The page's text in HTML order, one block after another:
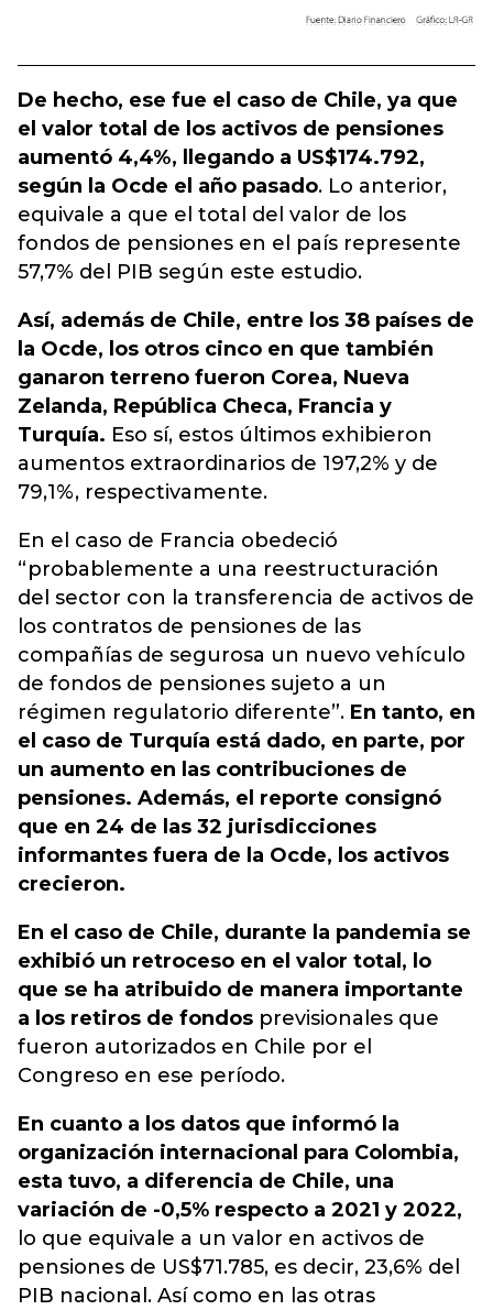
De hecho, ese fue el caso de Chile, ya que
el valor total de los activos de pensiones
aumentó 4,4%, llegando a US$174.792,
según la Ocde el año pasado. Lo anterior,
equivale a que el total del valor de los
fondos de pensiones en el país represente
57,7% del PIB según este estudio.
Así, además de Chile, entre los 38 países de
la Ocde, los otros cinco en que también
ganaron terreno fueron Corea, Nueva
Zelanda, República Checa, Francia y
Turquía. Eso sí, estos últimos exhibieron
aumentos extraordinarios de 197,2% y de
79,1%, respectivamente.
En el caso de Francia obedeció
“probablemente a una reestructuración
del sector con la transferencia de activos de
los contratos de pensiones de las
compañías de segurosa un nuevo vehículo
de fondos de pensiones sujeto a un
régimen regulatorio diferente”. En tanto, en
el caso de Turquía está dado, en parte, por
un aumento en las contribuciones de
pensiones. Además, el reporte consignó
que en 24 de las 32 jurisdicciones
informantes fuera de la Ocde, los activos
crecieron.
En el caso de Chile, durante la pandemia se
exhibió un retroceso en el valor total, lo
que se ha atribuido de manera importante
a los retiros de fondos previsionales que
fueron autorizados en Chile por el
Congreso en ese período.
En cuanto a los datos que informó la
organización internacional para Colombia,
esta tuvo, a diferencia de Chile, una
variación de -0,5% respecto a 2021 y 2022,
lo que equivale a un valor en activos de
pensiones de US$71.785, es decir, 23,6% del
PIB nacional. Así como en las otras